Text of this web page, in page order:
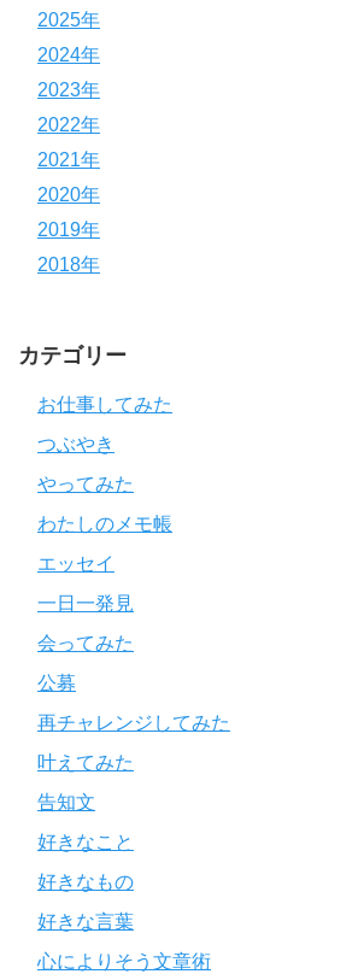
2025年
2024年
2023年
2022年
2021年
2020年
2019年
2018年
カテゴリー
お仕事してみた
つぶやき
やってみた
わたしのメモ帳
エッセイ
一日一発見
会ってみた
公募
再チャレンジしてみた
叶えてみた
告知文
好きなこと
好きなもの
好きな言葉
心によりそう文章術